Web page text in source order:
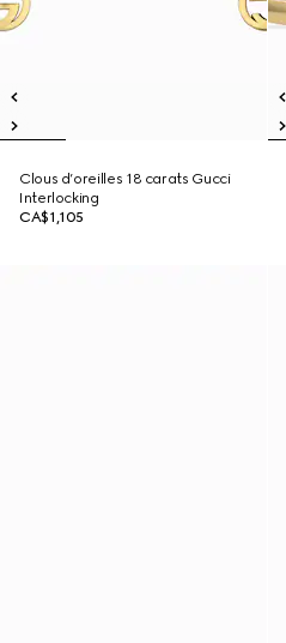
Clous d’oreilles 18 carats Gucci
Interlocking
CA$1,105